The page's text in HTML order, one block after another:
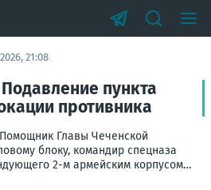
21:08
пункта
противника
Главы Чеченской
блоку, командир спецназа
2-м армейским корпусом
ЛНР